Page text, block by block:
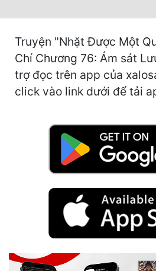
Phương Tây
Phản Phái
Quan Trường
Tiểu Thuyết
Truyện "Nhặt Được Một
Chí Chương 76: Ám sát
trợ đọc trên app của
click vào link dưới để tải